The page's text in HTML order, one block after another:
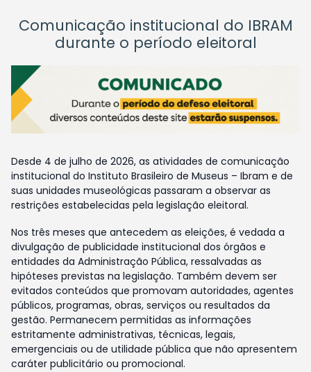
Comunicação institucional do IBRAM
durante o período eleitoral
Desde 4 de julho de 2026, as atividades de comunicação
institucional do Instituto Brasileiro de Museus – Ibram e de
suas unidades museológicas passaram a observar as
restrições estabelecidas pela legislação eleitoral.
Nos três meses que antecedem as eleições, é vedada a
divulgação de publicidade institucional dos órgãos e
entidades da Administração Pública, ressalvadas as
hipóteses previstas na legislação. Também devem ser
evitados conteúdos que promovam autoridades, agentes
públicos, programas, obras, serviços ou resultados da
gestão. Permanecem permitidas as informações
estritamente administrativas, técnicas, legais,
emergenciais ou de utilidade pública que não apresentem
caráter publicitário ou promocional.